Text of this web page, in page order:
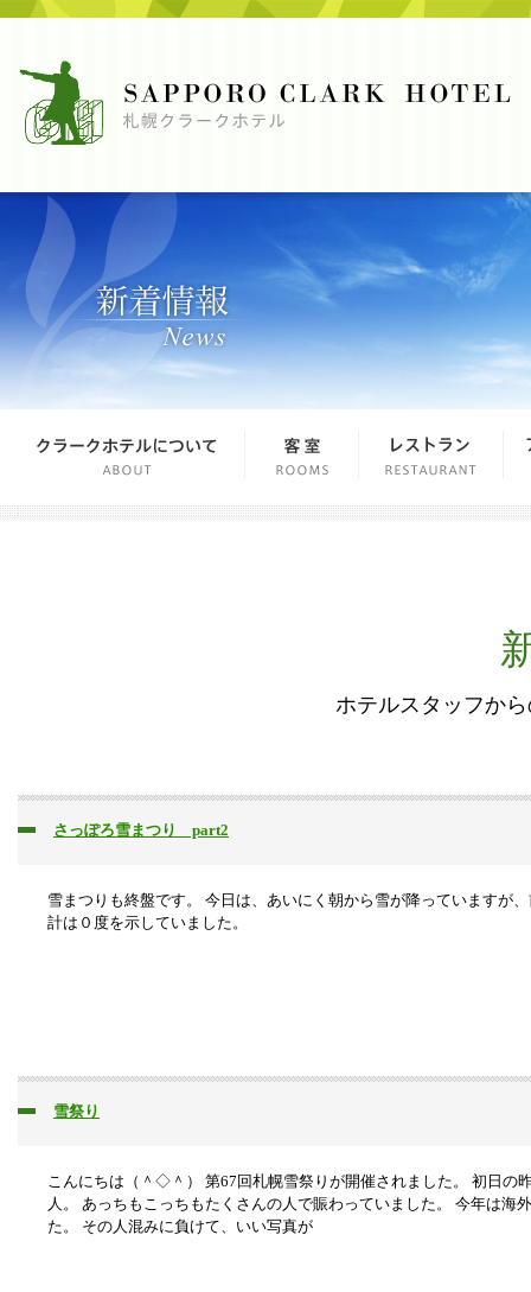
ホテルスタッフか
さっぽろ雪まつり part2
雪まつりも終盤です。 今日は、あいにく朝から雪が降っていますが
計は０度を示していました。
雪祭り
こんにちは（＾◇＾） 第67回札幌雪祭りが開催されました。 初日の
人。 あっちもこっちもたくさんの人で賑わっていました。 今年は海
た。 その人混みに負けて、いい写真が